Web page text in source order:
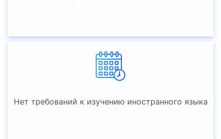
Нет требований к изучению иностранного языка